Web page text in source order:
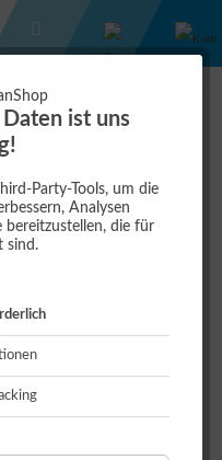
ist uns
Party-Tools, um die
Analysen
die für
sind.